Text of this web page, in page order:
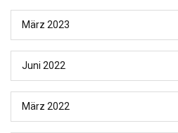
März 2023
Juni 2022
März 2022